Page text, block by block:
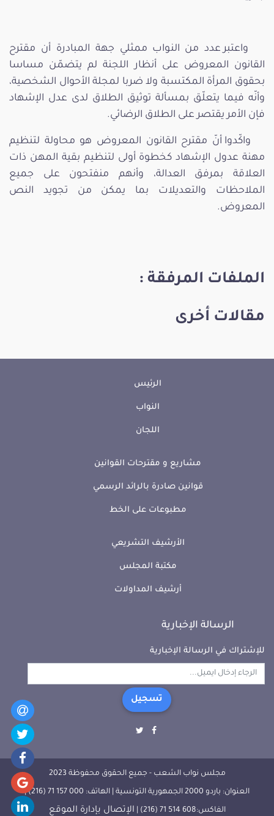
واعتبر عدد من النواب ممثلي جهة المبادرة أن مقترح
القانون المعروض على أنظار اللجنة لم يتضمّن مساسا
بحقوق المرأة المكتسبة ولا ضربا لمجلة الأحوال الشخصية،
وأنّه فيما يتعلّق بمسألة توثيق الطلاق لدى عدل الإشهاد
فإن الأمر يقتصر على الطلاق الرضائي.
واكّدوا أنّ مقترح القانون المعروض هو محاولة لتنظيم
مهنة عدول الإشهاد كخطوة أولى لتنظيم بقية المهن ذات
العلاقة بمرفق العدالة، وأنهم منفتحون على جميع
الملاحظات والتعديلات بما يمكن من تجويد النص
المعروض.
الملفات المرفقة :
مقالات أخرى
الرئيس
النواب
اللجان
مشاريع و مقترحات القوانين
قوانين صادرة بالرائد الرسمي
مطبوعات على الخط
الأرشيف التشريعي
مكتبة المجلس
أرشيف المداولات
الرسالة الإخبارية
للإشتراك في الرسالة الإخبارية
تسجيل
مجلس نواب الشعب - جميع الحقوق محفوظة 2023
العنوان: باردو 2000 الجمهورية التونسية | الهاتف: 000 157 71 (216) |
الفاكس:608 514 71 (216) | الإتصال بإدارة الموقع